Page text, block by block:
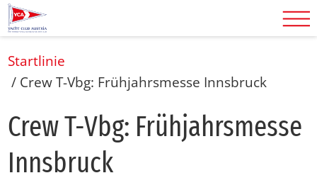
Startlinie
/ Crew T-Vbg: Frühjahrsmesse Innsbruck
Crew T-Vbg: Früh­jahrs­mes­se
Inns­bruck